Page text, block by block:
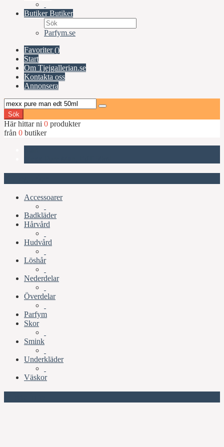
ButikerButiker
Parfym.se
Favoriter ()
Start
Om Tjejgallerian.se
Kontakta oss
Annonsera
Sök
Här hittar ni 0 produkter
från 0 butiker
Accessoarer
Badkläder
Hårvård
Hudvård
Löshår
Nederdelar
Överdelar
Parfym
Skor
Smink
Underkläder
Väskor